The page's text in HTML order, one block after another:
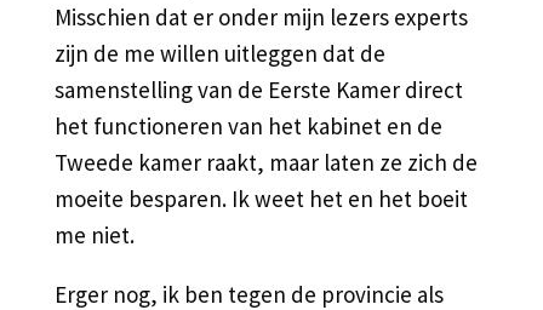
Misschien dat er onder mijn lezers experts
zijn de me willen uitleggen dat de
samenstelling van de Eerste Kamer direct
het functioneren van het kabinet en de
Tweede kamer raakt, maar laten ze zich de
moeite besparen. Ik weet het en het boeit
me niet.
Erger nog, ik ben tegen de provincie als